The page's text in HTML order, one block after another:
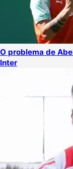
O problema de
Inter